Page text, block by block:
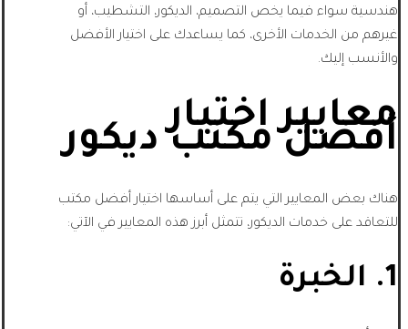
هندسية سواء فيما يخص التصميم، الديكور، التشطيب، أو
غيرهم من الخدمات الأخرى، كما يساعدك على اختيار الأفضل
والأنسب إليك.
معايير اختيار
أفضل مكتب ديكور
هناك بعض المعايير التي يتم على أساسها اختيار أفضل مكتب
للتعاقد على خدمات الديكور، تتمثل أبرز هذه المعايير في الآتي:
1. الخبرة